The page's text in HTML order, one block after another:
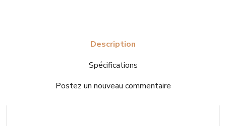
Description
Spécifications
Postez un nouveau commentaire